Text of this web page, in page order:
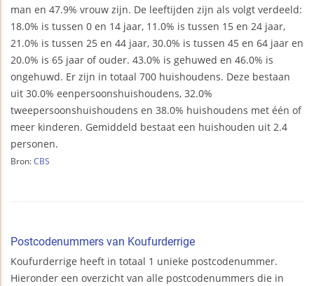
man en 47.9% vrouw zijn. De leeftijden zijn als volgt verdeeld:
18.0% is tussen 0 en 14 jaar, 11.0% is tussen 15 en 24 jaar,
21.0% is tussen 25 en 44 jaar, 30.0% is tussen 45 en 64 jaar en
20.0% is 65 jaar of ouder. 43.0% is gehuwed en 46.0% is
ongehuwd. Er zijn in totaal 700 huishoudens. Deze bestaan
uit 30.0% eenpersoonshuishoudens, 32.0%
tweepersoonshuishoudens en 38.0% huishoudens met één of
meer kinderen. Gemiddeld bestaat een huishouden uit 2.4
personen.
Bron: CBS
Postcodenummers van Koufurderrige
Koufurderrige heeft in totaal 1 unieke postcodenummer.
Hieronder een overzicht van alle postcodenummers die in